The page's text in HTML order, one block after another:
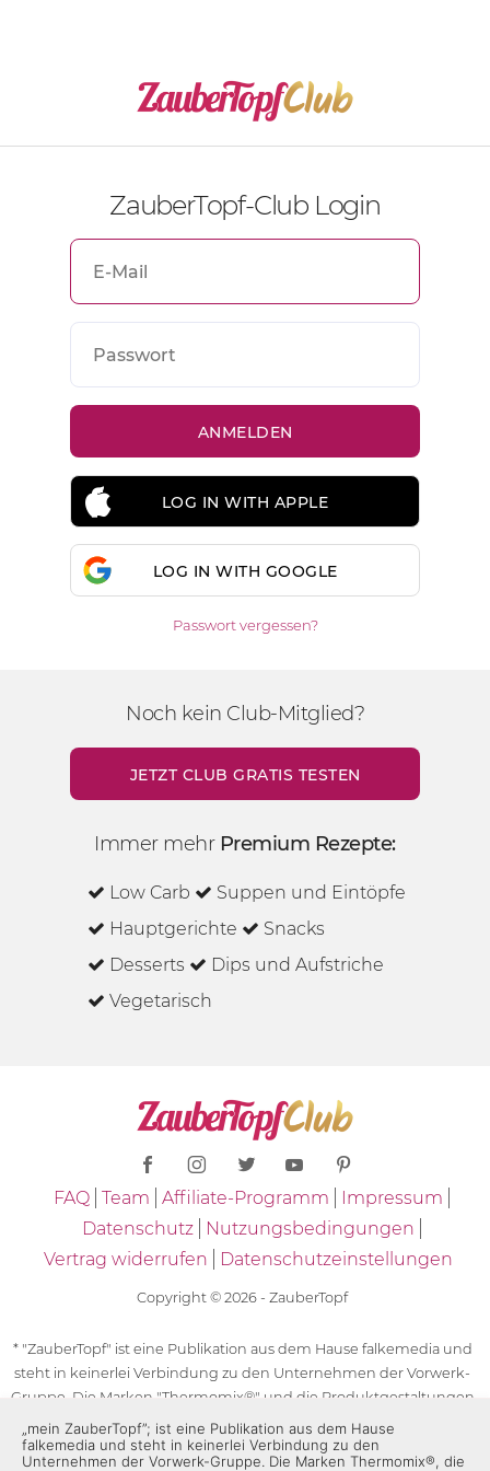
ZauberTopf-Club Login
LOG IN WITH APPLE
LOG IN WITH GOOGLE
Passwort vergessen?
Noch kein Club-Mitglied?
JETZT CLUB GRATIS TESTEN
Immer mehr Premium Rezepte:
Low Carb
Suppen und Eintöpfe
Hauptgerichte
Snacks
Desserts
Dips und Aufstriche
Vegetarisch
FAQ Team Affiliate-Programm
Impressum
Datenschutz
Nutzungsbedingungen
Vertrag widerrufen
Datenschutzeinstellungen
Copyright © 2026 - ZauberTopf
* "ZauberTopf" ist eine Publikation aus dem Hause falkemedia und
steht in keinerlei Verbindung zu den Unternehmen der Vorwerk-
Gruppe. Die Marken "Thermomix®" und die Produktgestaltungen
des "Thermomix®" sind eingetragene Marken der Unternehmen
der Vorwerk-Gruppe. Die Marken Thermomix®, die Zeichen TM5®,
„mein ZauberTopf”; ist eine Publikation aus dem Hause
falkemedia und steht in keinerlei Verbindung zu den
Unternehmen der Vorwerk-Gruppe. Die Marken Thermomix®, die